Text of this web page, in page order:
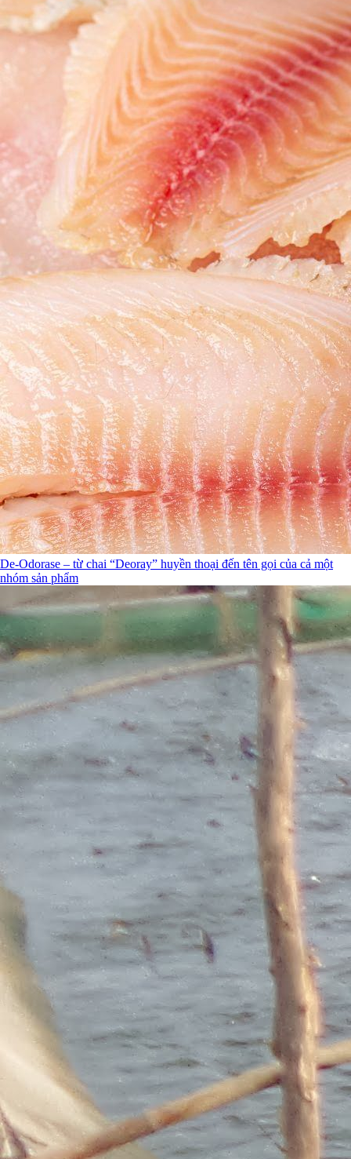
De-Odorase – từ chai “Deoray” huyền thoại đến tên gọi của cả một
nhóm sản phẩm